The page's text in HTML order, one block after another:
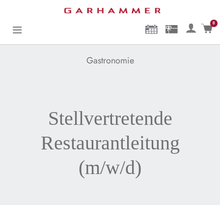
0
Gastronomie
Stellvertretende
Restaurantleitung
(m/w/d)